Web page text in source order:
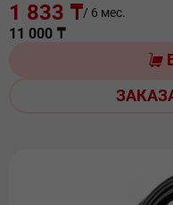
1 833 ₸/ 6 мес.
11 000 ₸